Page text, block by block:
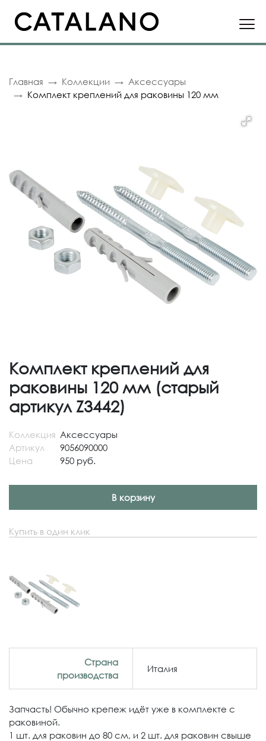
Главная Коллекции
Аксессуары
Комплект креплений для раковины 120 мм
Комплект креплений для
раковины 120 мм (старый
артикул Z3442)
Коллекция Аксессуары
Артикул
9056090000
Цена
950 руб.
В корзину
Купить в один клик
Страна
производства
Италия
Запчасть! Обычно крепеж идёт уже в комплекте с
раковиной.
1 шт. для раковин до 80 см, и 2 шт. для раковин свыше